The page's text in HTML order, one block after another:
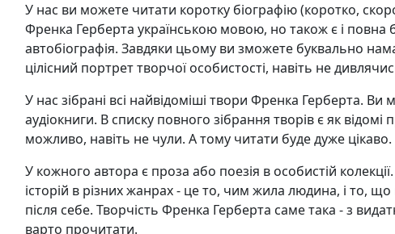
У нас ви можете читати коротку біографію (коротко,
Френка Герберта українською мовою, но також є і повна
автобіографія. Завдяки цьому ви зможете буквально
цілісний портрет творчої особистості, навіть не
У нас зібрані всі найвідоміші твори Френка Герберта. Ви
аудіокниги. В списку повного зібрання творів є як відомі
можливо, навіть не чули. А тому читати буде дуже цікаво.
У кожного автора є проза або поезія в особистій
історій в різних жанрах - це то, чим жила людина, і то,
після себе. Творчість Френка Герберта саме така - з
варто прочитати.